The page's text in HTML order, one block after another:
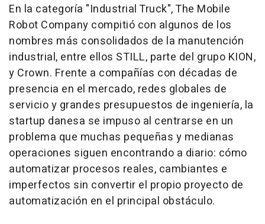
En la categoría "Industrial Truck", The Mobile
Robot Company compitió con algunos de los
nombres más consolidados de la manutención
industrial, entre ellos STILL, parte del grupo KION,
y Crown. Frente a compañías con décadas de
presencia en el mercado, redes globales de
servicio y grandes presupuestos de ingeniería, la
startup danesa se impuso al centrarse en un
problema que muchas pequeñas y medianas
operaciones siguen encontrando a diario: cómo
automatizar procesos reales, cambiantes e
imperfectos sin convertir el propio proyecto de
automatización en el principal obstáculo.